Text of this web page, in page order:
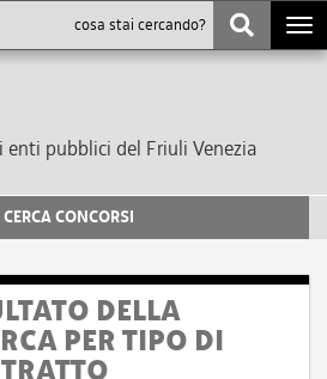
pubblici del Friuli Venezia
CERCA CONCORSI
DELLA
PER TIPO DI